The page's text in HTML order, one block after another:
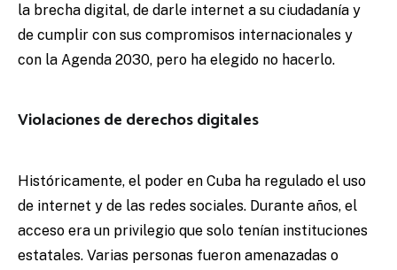
la brecha digital, de darle internet a su ciudadanía y
de cumplir con sus compromisos internacionales y
con la Agenda 2030, pero ha elegido no hacerlo.
Violaciones de derechos digitales
Históricamente, el poder en Cuba ha regulado el uso
de internet y de las redes sociales. Durante años, el
acceso era un privilegio que solo tenían instituciones
estatales. Varias personas fueron amenazadas o